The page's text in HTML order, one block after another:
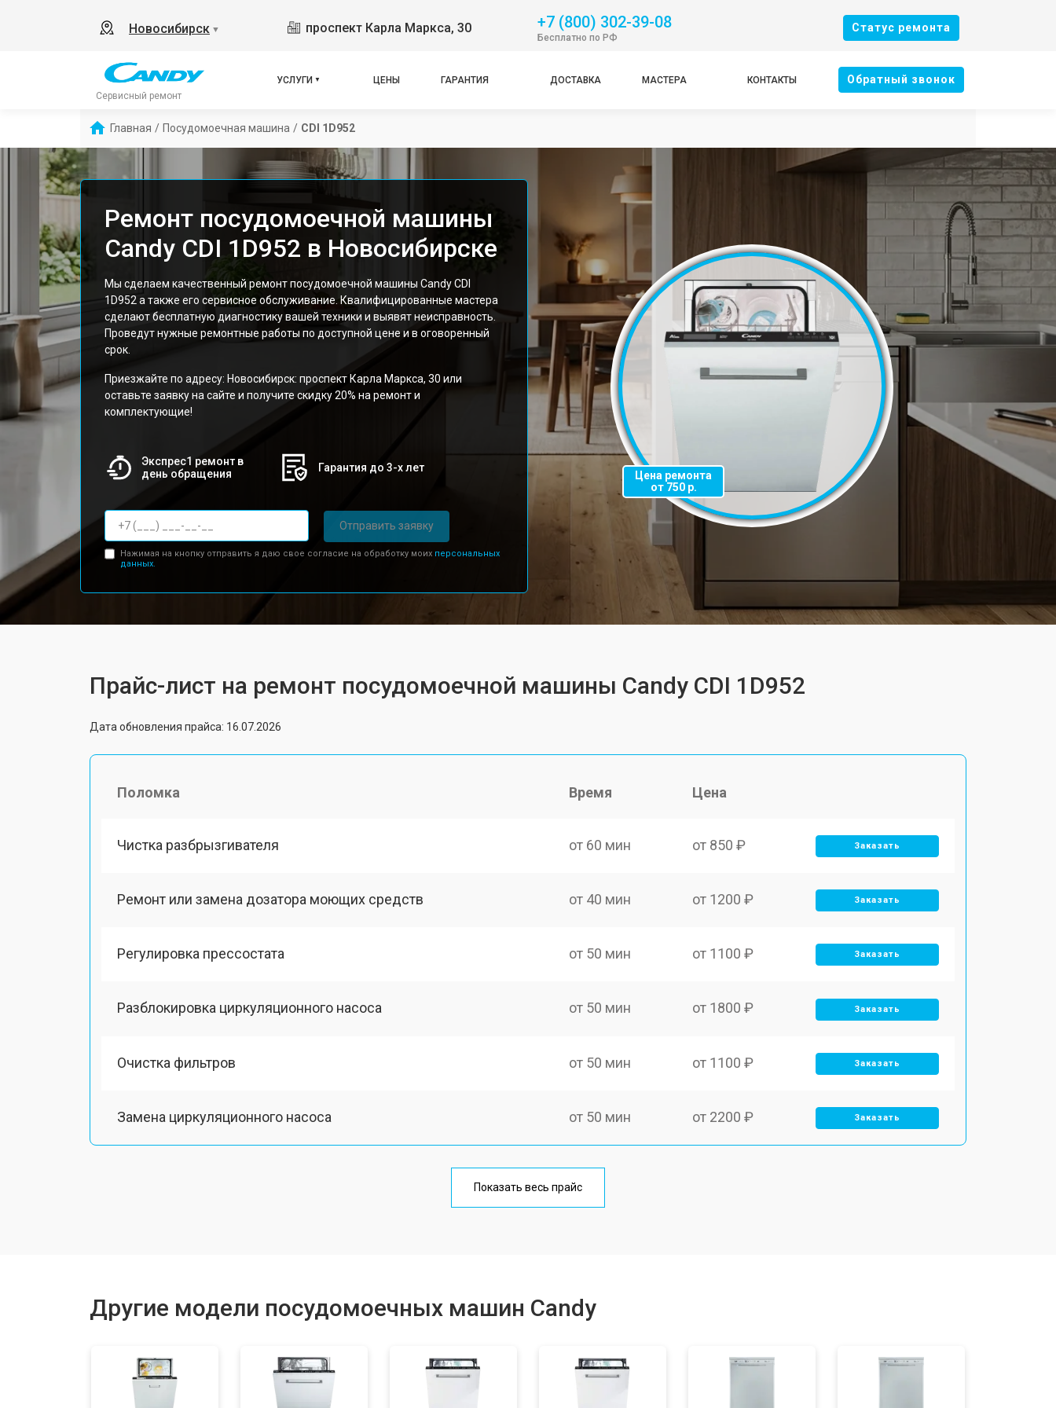
Новосибирск ▼ проспект Карла Маркса, 30 +7 (800) 302-39-08
Бесплатно по РФ
Cтатус ремонта
Сервисный ремонт
УСЛУГИ ЦЕНЫ ГАРАНТИЯ ДОСТАВКА МАСТЕРА КОНТАКТЫ Oбратный звонок
Главная / Посудомоечная машина / CDI 1D952
Ремонт посудомоечной машины
Candy CDI 1D952 в Новосибирске
Мы сделаем качественный ремонт посудомоечной машины Candy CDI
1D952 а также его сервисное обслуживание. Квалифицированные мастера
сделают бесплатную диагностику вашей техники и выявят неисправность.
Проведут нужные ремонтные работы по доступной цене и в оговоренный
срок.
Приезжайте по адресу: Новосибирск: проспект Карла Маркса, 30 или
оставьте заявку на сайте и получите скидку 20% на ремонт и
комплектующие!
Экспрес1 ремонт в
день обращения
Гарантия до 3-х лет
Отправить заявку
Нажимая на кнопку отправить я даю свое согласие на обработку моих персональных
данных.
Цена ремонта
от 750 р.
Прайс-лист на ремонт посудомоечной машины Candy CDI 1D952
Дата обновления прайса: 16.07.2026
Поломка Время Цена
Чистка разбрызгивателя от 60 мин от 850 ₽ Заказать
Ремонт или замена дозатора моющих средств от 40 мин от 1200 ₽ Заказать
Регулировка прессостата от 50 мин от 1100 ₽ Заказать
Разблокировка циркуляционного насоса от 50 мин от 1800 ₽ Заказать
Очистка фильтров от 50 мин от 1100 ₽ Заказать
Замена циркуляционного насоса от 50 мин от 2200 ₽ Заказать
от 100 мин
Ремонт или замена петли двери от 60 мин
Показать весь прайс
Другие модели посудомоечных машин Candy